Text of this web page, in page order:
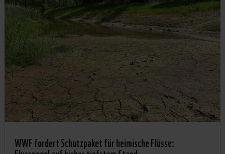
WWF fordert Schutzpaket für heimische Flüsse: